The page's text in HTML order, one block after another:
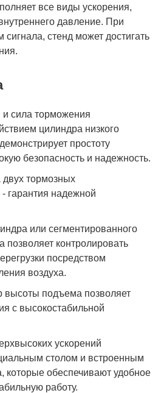
все виды ускорения,
давление. При
стенд может достигать
и сила торможения
цилиндра низкого
простоту
безопасность и надежность.
тормозных
гарантия надежной
или сегментированного
позволяет контролировать
посредством
воздуха.
высоты подъема позволяет
с высокостабильной
ускорений
столом и встроенным
которые обеспечивают удобное
работу.